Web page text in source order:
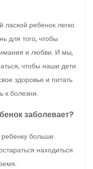
ребенок легко
для того, чтобы
и любви. И мы,
чтобы наши дети
здоровье и пи­тать
к болезни.
заболевает?
больше
находиться